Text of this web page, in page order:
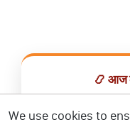
📿 आज
We use cookies to